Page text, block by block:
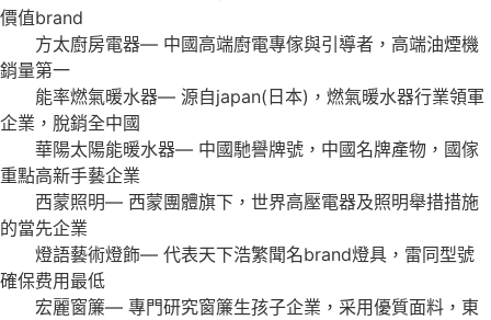
價值brand
方太廚房電器— 中國高端廚電專傢與引導者，高端油煙機
銷量第一
能率燃氣暖水器— 源自japan(日本)，燃氣暖水器行業領軍
企業，脫銷全中國
華陽太陽能暖水器— 中國馳譽牌號，中國名牌產物，國傢
重點高新手藝企業
西蒙照明— 西蒙團體旗下，世界高壓電器及照明舉措措施
的當先企業
燈語藝術燈飾— 代表天下浩繁聞名brand燈具，雷同型號
確保费用最低
宏麗窗簾— 專門研究窗簾生孩子企業，采用優質面料，東